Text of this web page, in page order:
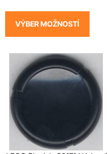
VÝBER MOŽNOSTÍ